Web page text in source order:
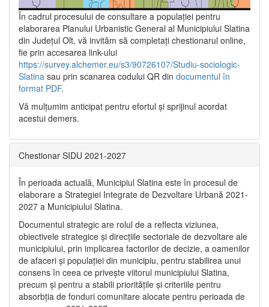
În cadrul procesului de consultare a populaţiei pentru
elaborarea Planului Urbanistic General al Municipiului Slatina
din Județul Olt, vă invităm să completați chestionarul online,
fie prin accesarea link-ului
https://survey.alchemer.eu/s3/90726107/Studiu-sociologic-
Slatina sau prin scanarea codului QR din documentul în
format PDF.
Vă mulţumim anticipat pentru efortul şi sprijinul acordat
acestui demers.
Chestionar SIDU 2021-2027
În perioada actuală, Municipiul Slatina este în procesul de
elaborare a Strategiei Integrate de Dezvoltare Urbană 2021‐
2027 a Municipiului Slatina.
Documentul strategic are rolul de a reflecta viziunea,
obiectivele strategice și direcțiile sectoriale de dezvoltare ale
municipiului, prin implicarea factorilor de decizie, a oamenilor
de afaceri și populației din municipiu, pentru stabilirea unui
consens în ceea ce privește viitorul municipiului Slatina,
precum și pentru a stabili prioritățile și criteriile pentru
absorbția de fonduri comunitare alocate pentru perioada de